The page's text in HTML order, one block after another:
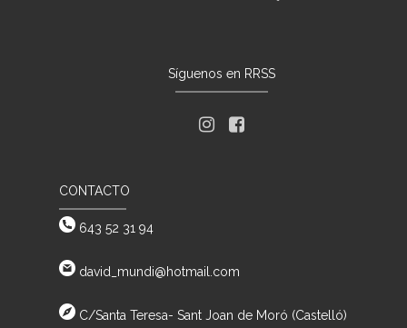
Síguenos en RRSS
CONTACTO
643 52 31 94
david_mundi@hotmail.com
C/Santa Teresa- Sant Joan de Moró (Castelló)